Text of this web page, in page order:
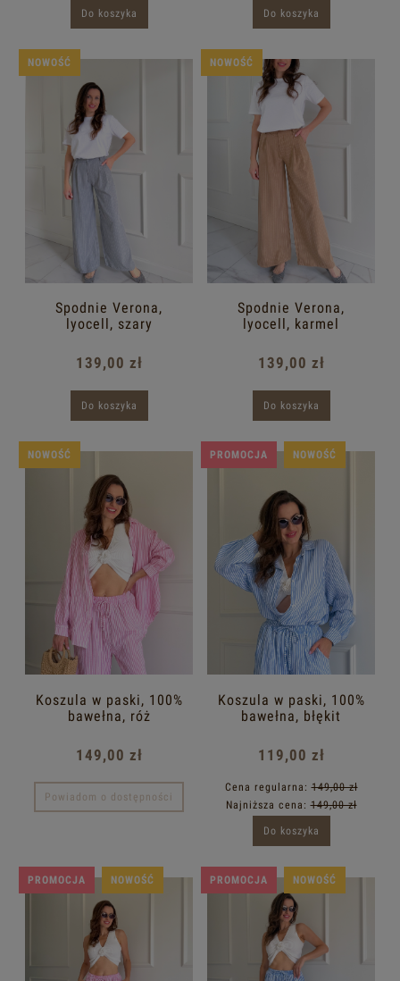
Do koszyka Do koszyka
Spodnie Verona,
lyocell, szary
139,00 zł
Do koszyka
NOWOŚĆ
Spodnie Verona,
lyocell, karmel
139,00 zł
Do koszyka
NOWOŚĆ
Koszula w paski, 100%
bawełna, róż
149,00 zł
Powiadom o dostępności
NOWOŚĆ
Koszula w paski, 100%
bawełna, błękit
119,00 zł
Cena regularna:149,00 zł
Najniższa cena:149,00 zł
Do koszyka
PROMOCJA NOWOŚĆ
PROMOCJA NOWOŚĆ PROMOCJA NOWOŚĆ